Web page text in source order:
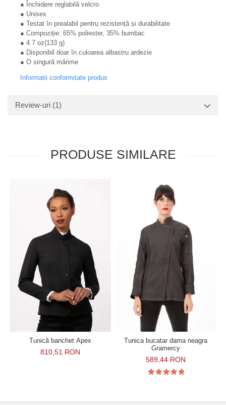
● Închidere reglabilă velcro
● Unisex
● Testat în prealabil pentru rezistență și durabilitate
● Compoziție: 65% poliester, 35% bumbac
● 4.7 oz(133 g)
● Disponibil doar în culoarea albastru ardezie
● O singură mărime
Informatii conformitate produs
Review-uri (1)
PRODUSE SIMILARE
Tunică banchet Apex
810,51 RON
Tunica bucatar dama neagra
Gramercy
589,44 RON